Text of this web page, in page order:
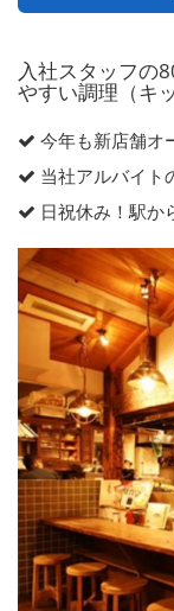
入社スタッフの
やすい調理（キ
今年も新店舗オ
当社アルバイト
日祝休み！駅か